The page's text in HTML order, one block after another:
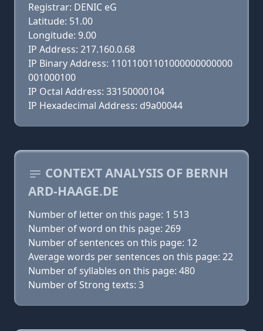
Registrar: DENIC eG
Latitude: 51.00
Longitude: 9.00
IP Address: 217.160.0.68
IP Binary Address: 11011001101000000000000
001000100
IP Octal Address: 33150000104
IP Hexadecimal Address: d9a00044
CONTEXT ANALYSIS OF BERNH
ARD-HAAGE.DE
Number of letter on this page: 1 513
Number of word on this page: 269
Number of sentences on this page: 12
Average words per sentences on this page: 22
Number of syllables on this page: 480
Number of Strong texts: 3